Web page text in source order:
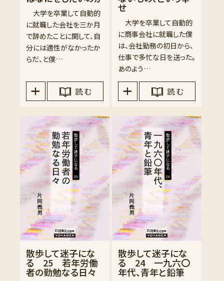
大学を卒業して自動的
に就職した会社を三か月
で辞めたことに関して、自
分には適性がなかったか
らだ、と僕…
読 む
せ
大学を卒業して自動的
に商事会社に就職した僕
は、会社勤務の初日から、
仕事で多忙な日を送った。
あのよう…
読 む
散歩して迷子にな
る 25 若年労働
者の勤勉なる日々
散歩して迷子にな
る 24 一九六〇
年代、青年と鉛筆